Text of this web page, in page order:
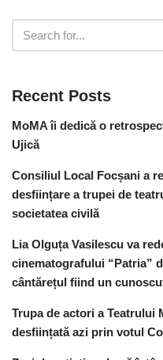
Recent Posts
MoMA îi dedică o
Ujică
Consiliul Local Focșani a
desființare a trupei de
societatea civilă
Lia Olguța Vasilescu va
cinematografului “Patria”
cântărețul fiind un
Trupa de actori a Teatrului
desființată azi prin votul